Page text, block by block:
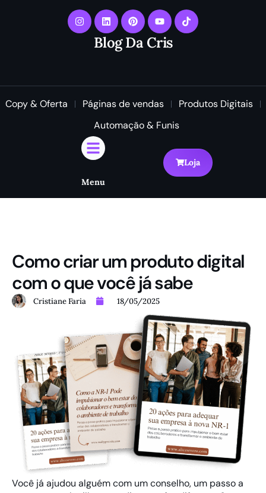
Blog Da Cris
Copy & Oferta Páginas de vendas
Produtos Digitais
Automação & Funis
Menu
Loja
Como criar um produto digital
com o que você já sabe
Cristiane Faria 18/05/2025
Você já ajudou alguém com um conselho, um passo a